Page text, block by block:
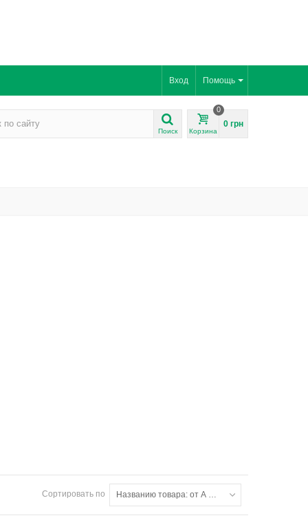
Помощь
Вход
Поиск Корзина
0
0 грн
Сортировать по Названию товара: от А до Я